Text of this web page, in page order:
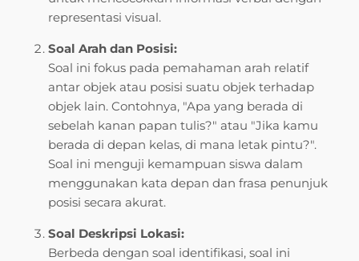
representasi visual.
Soal Arah dan Posisi:
Soal ini fokus pada pemahaman arah relatif
antar objek atau posisi suatu objek terhadap
objek lain. Contohnya, "Apa yang berada di
sebelah kanan papan tulis?" atau "Jika kamu
berada di depan kelas, di mana letak pintu?".
Soal ini menguji kemampuan siswa dalam
menggunakan kata depan dan frasa penunjuk
posisi secara akurat.
Soal Deskripsi Lokasi:
Berbeda dengan soal identifikasi, soal ini